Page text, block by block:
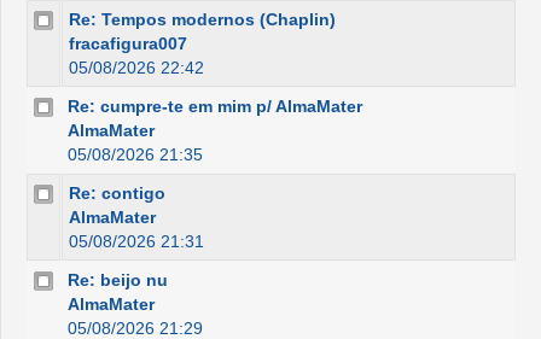
Re: Tempos modernos (Chaplin)
fracafigura007
05/08/2026 22:42
Re: cumpre-te em mim p/ AlmaMater
AlmaMater
05/08/2026 21:35
Re: contigo
AlmaMater
05/08/2026 21:31
Re: beijo nu
AlmaMater
05/08/2026 21:29